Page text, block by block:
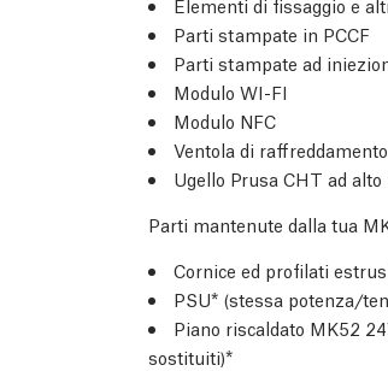
Elementi di fissaggio e
Parti stampate in PCCF
Parti stampate ad
Modulo WI-FI
Modulo NFC
Ventola di
Ugello Prusa CHT ad
Parti mantenute dalla tua
Cornice ed profilati
PSU* (stessa potenza/
Piano riscaldato MK52
sostituiti)*